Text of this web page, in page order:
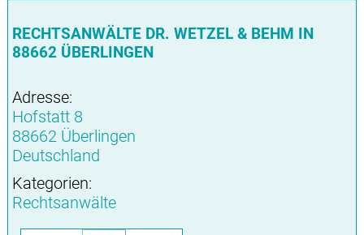
RECHTSANWÄLTE DR. WETZEL & BEHM IN
88662 ÜBERLINGEN
Adresse:
Hofstatt 8
88662 Überlingen
Deutschland
Kategorien:
Rechtsanwälte